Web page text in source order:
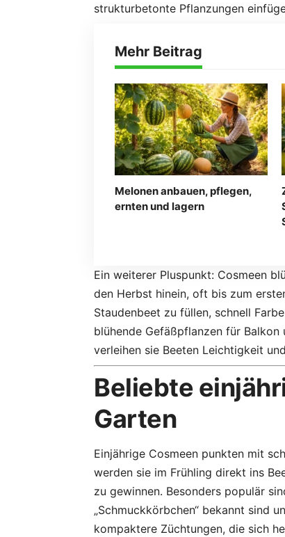
strukturbetonte Pflanzungen
Mehr Beitrag
Melonen anbauen, pflegen,
ernten und lagern
Ein weiterer Pluspunkt: Cosmeen
den Herbst hinein, oft bis zum
Staudenbeet zu füllen, schnell
blühende Gefäßpflanzen für
verleihen sie Beeten Leichtigkeit
Beliebte
Garten
Einjährige Cosmeen punkten mit
werden sie im Frühling direkt ins
zu gewinnen. Besonders populär
„Schmuckkörbchen“ bekannt sind
kompaktere Züchtungen, die sich